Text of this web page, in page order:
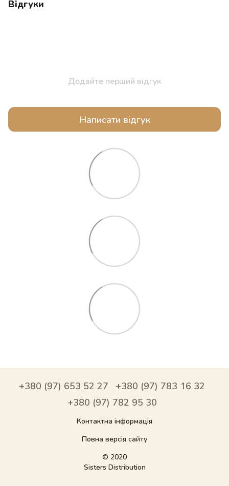
Відгуки
Додайте перший відгук
Написати відгук
+380 (97) 653 52 27
+380 (97) 783 16 32
+380 (97) 782 95 30
Контактна інформація
Повна версія сайту
© 2020
Sisters Distribution